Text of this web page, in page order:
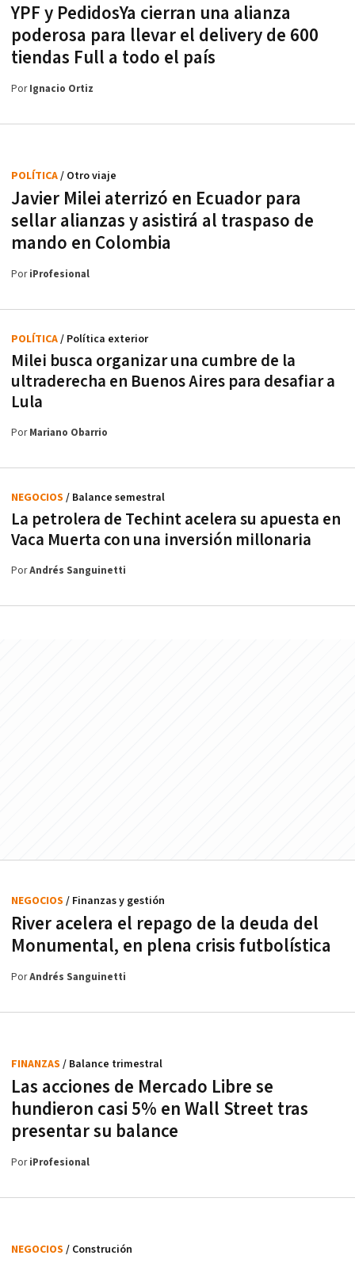
YPF y PedidosYa cierran una alianza
poderosa para llevar el delivery de 600
tiendas Full a todo el país
PorIgnacio Ortiz
Javier Milei aterrizó en Ecuador para
sellar alianzas y asistirá al traspaso de
mando en Colombia
POLÍTICA/ Otro viaje
PoriProfesional
Milei busca organizar una cumbre de la
ultraderecha en Buenos Aires para desafiar a
Lula
POLÍTICA/ Política exterior
PorMariano Obarrio
La petrolera de Techint acelera su apuesta en
Vaca Muerta con una inversión millonaria
NEGOCIOS / Balance semestral
PorAndrés Sanguinetti
River acelera el repago de la deuda del
Monumental, en plena crisis futbolística
NEGOCIOS / Finanzas y gestión
PorAndrés Sanguinetti
Las acciones de Mercado Libre se
hundieron casi 5% en Wall Street tras
presentar su balance
FINANZAS / Balance trimestral
PoriProfesional
NEGOCIOS / Construción